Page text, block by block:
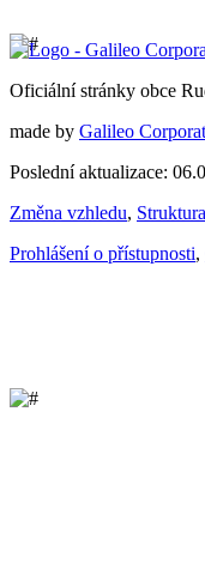
Oficiální stránky obce
made by Galileo
Poslední aktualizace:
Změna vzhledu,
Prohlášení o přístupnosti,